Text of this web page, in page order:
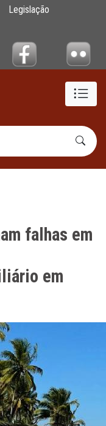
em
Legislação
falhas em
em